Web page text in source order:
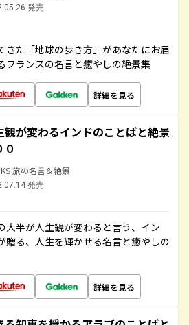
発売
きた「地球の歩き方」があなたにお届
フランスの名言と癒やしの絶景集
詳細を見る
観が変わるインドのことばと絶景
０
旅の名言＆絶景
発売
大半が人生観が変わると言う、イン
贈る、人生を輝かせる名言と癒やしの
詳細を見る